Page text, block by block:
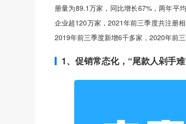
册量为89.1万家，同比增长67%，两年平
企业超120万家，2021年前三季度共注册
2019年前三季度新增6千多家，2020年前
1、促销常态化，“尾款人剁手